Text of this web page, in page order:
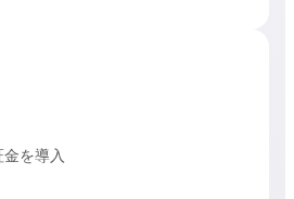
を導入